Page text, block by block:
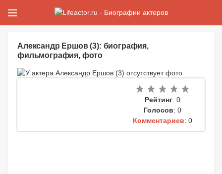
Александр Ершов (3): биография,
фильмография, фото
Рейтинг: 0
Голосов: 0
Комментариев: 0